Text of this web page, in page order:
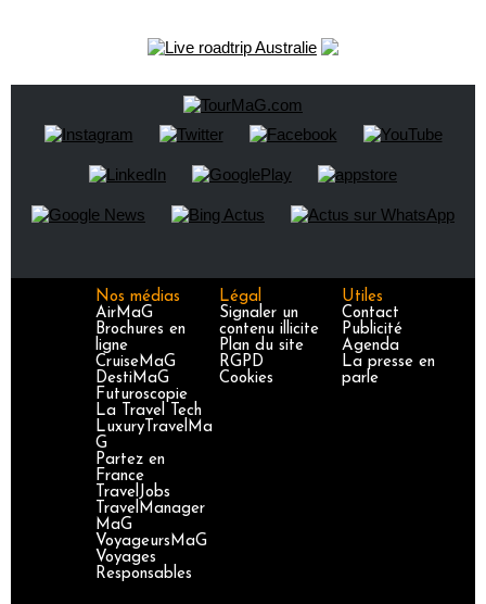
Nos médias
AirMaG
Brochures en
ligne
CruiseMaG
DestiMaG
Futuroscopie
La Travel Tech
LuxuryTravelMa
G
Partez en
France
TravelJobs
TravelManager
MaG
VoyageursMaG
Voyages
Responsables
Légal
Signaler un
contenu illicite
Plan du site
RGPD
Cookies
Utiles
Contact
Publicité
Agenda
La presse en
parle